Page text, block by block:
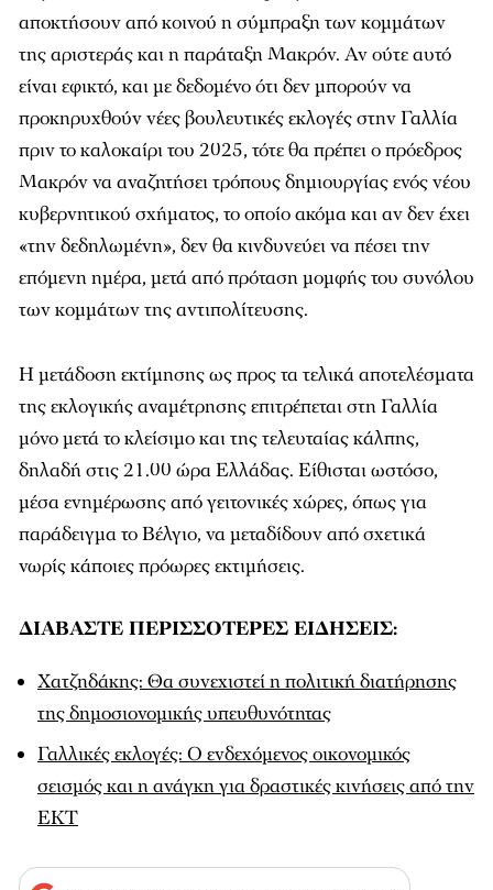
αποκτήσουν από κοινού η σύμπραξη των κομμάτων
της αριστεράς και η παράταξη Μακρόν. Αν ούτε αυτό
είναι εφικτό, και με δεδομένο ότι δεν μπορούν να
προκηρυχθούν νέες βουλευτικές εκλογές στην Γαλλία
πριν το καλοκαίρι του 2025, τότε θα πρέπει ο πρόεδρος
Μακρόν να αναζητήσει τρόπους δημιουργίας ενός νέου
κυβερνητικού σχήματος, το οποίο ακόμα και αν δεν έχει
«την δεδηλωμένη», δεν θα κινδυνεύει να πέσει την
επόμενη ημέρα, μετά από πρόταση μομφής του συνόλου
των κομμάτων της αντιπολίτευσης.
Η μετάδοση εκτίμησης ως προς τα τελικά αποτελέσματα
της εκλογικής αναμέτρησης επιτρέπεται στη Γαλλία
μόνο μετά το κλείσιμο και της τελευταίας κάλπης,
δηλαδή στις 21.00 ώρα Ελλάδας. Είθισται ωστόσο,
μέσα ενημέρωσης από γειτονικές χώρες, όπως για
παράδειγμα το Βέλγιο, να μεταδίδουν από σχετικά
νωρίς κάποιες πρόωρες εκτιμήσεις.
ΔΙΑΒΑΣΤΕ ΠΕΡΙΣΣΟΤΕΡΕΣ ΕΙΔΗΣΕΙΣ:
Χατζηδάκης: Θα συνεχιστεί η πολιτική διατήρησης
της δημοσιονομικής υπευθυνότητας
Γαλλικές εκλογές: Ο ενδεχόμενος οικονομικός
σεισμός και η ανάγκη για δραστικές κινήσεις από την
ΕΚΤ